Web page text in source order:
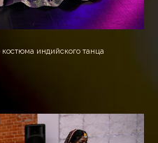
индийского танца